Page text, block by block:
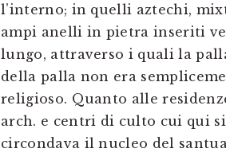
l’interno; in quelli aztechi,
ampi anelli in pietra inseriti
lungo, attraverso i quali la
della palla non era
religioso. Quanto alle
arch. e centri di culto cui qui
circondava il nucleo del